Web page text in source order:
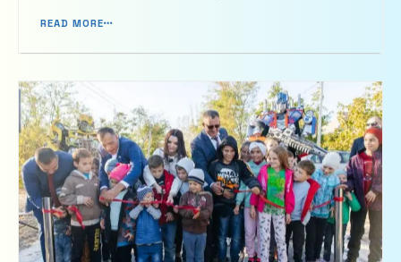
centrale din Beşghioz
obiecte sunt doar începutul transfo...
READ MORE